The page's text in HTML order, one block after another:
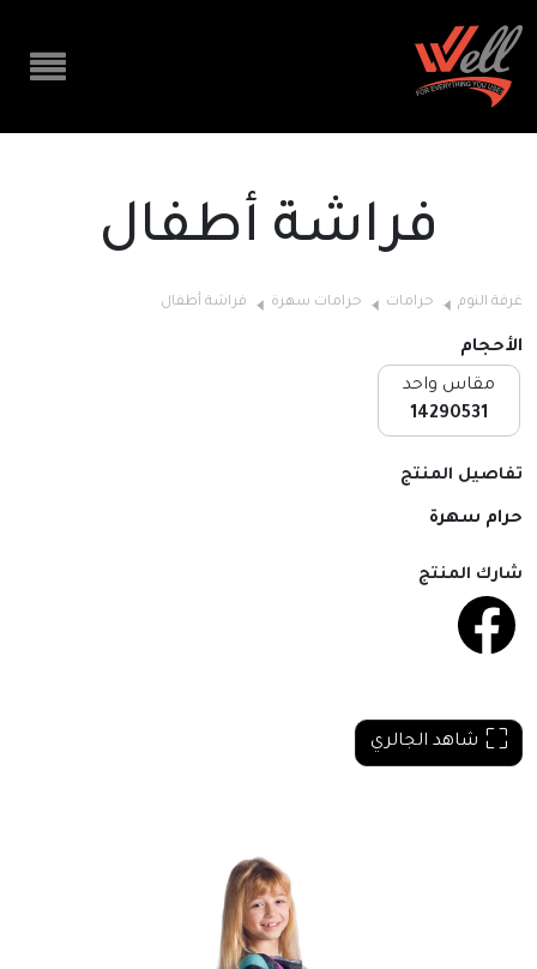
فراشة أطفال
غرفة النوم حرامات حرامات سهرة فراشة أطفال
الأحجام
مقاس واحد
14290531
تفاصيل المنتج
حرام سهرة
شارك المنتج
شاهد الجالري